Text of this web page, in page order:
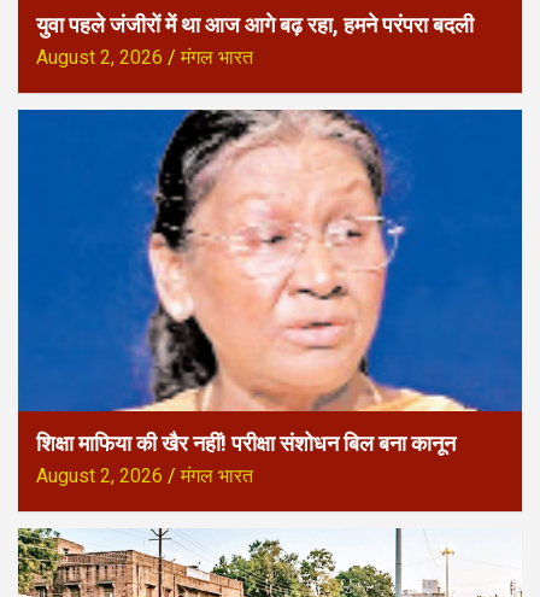
युवा पहले जंजीरों में था आज आगे बढ़ रहा, हमने परंपरा बदली
August 2, 2026 मंगल भारत
शिक्षा माफिया की खैर नहीं! परीक्षा संशोधन बिल बना कानून
August 2, 2026 मंगल भारत